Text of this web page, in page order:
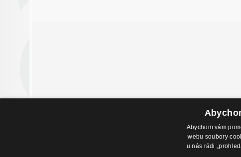
Adresa
Havlíčkovo
Abychom vám
webu soubory
u nás rádi